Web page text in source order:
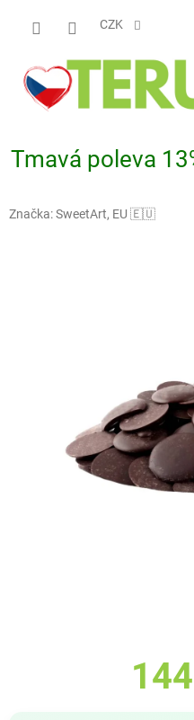
CZK
Tmavá poleva
Značka:SweetArt, EU 🇪🇺